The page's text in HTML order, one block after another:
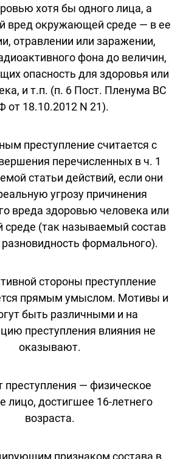
хотя бы одного лица, а
вред окружающей среде — в ее
отравлении или заражении,
фона до величин,
опасность для здоровья или
и т.п. (п. 6 Пост. Пленума ВС
от 18.10.2012 N 21).
преступление считается с
перечисленных в ч. 1
статьи действий, если они
угрозу причинения
вреда здоровью человека или
(так называемый состав
формального).
стороны преступление
прямым умыслом. Мотивы и
быть различными и на
преступления влияния не
оказывают.
преступления — физическое
лицо, достигшее 16-летнего
возраста.
признаком состава в